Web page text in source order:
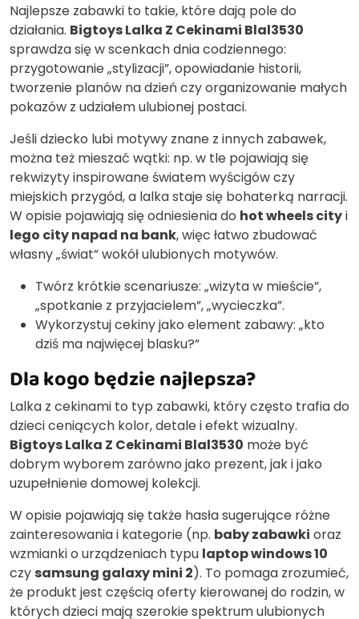
Najlepsze zabawki to takie, które dają pole do
działania. Bigtoys Lalka Z Cekinami Blal3530
sprawdza się w scenkach dnia codziennego:
przygotowanie „stylizacji”, opowiadanie historii,
tworzenie planów na dzień czy organizowanie małych
pokazów z udziałem ulubionej postaci.
Jeśli dziecko lubi motywy znane z innych zabawek,
można też mieszać wątki: np. w tle pojawiają się
rekwizyty inspirowane światem wyścigów czy
miejskich przygód, a lalka staje się bohaterką narracji.
W opisie pojawiają się odniesienia do hot wheels cityi
lego city napad na bank, więc łatwo zbudować
własny „świat” wokół ulubionych motywów.
Twórz krótkie scenariusze: „wizyta w mieście”,
„spotkanie z przyjacielem”, „wycieczka”.
Wykorzystuj cekiny jako element zabawy: „kto
dziś ma najwięcej blasku?”
Dla kogo będzie najlepsza?
Lalka z cekinami to typ zabawki, który często trafia do
dzieci ceniących kolor, detale i efekt wizualny.
Bigtoys Lalka Z Cekinami Blal3530 może być
dobrym wyborem zarówno jako prezent, jak i jako
uzupełnienie domowej kolekcji.
W opisie pojawiają się także hasła sugerujące różne
zainteresowania i kategorie (np. baby zabawki oraz
wzmianki o urządzeniach typu laptop windows 10
czy samsung galaxy mini 2). To pomaga zrozumieć,
że produkt jest częścią oferty kierowanej do rodzin, w
których dzieci mają szerokie spektrum ulubionych